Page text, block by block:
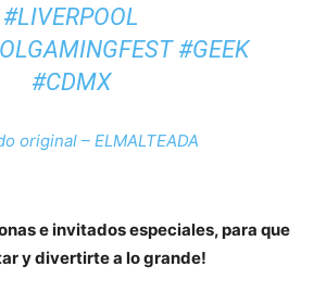
#LIVERPOOL
#GEEK
#CDMX
original – ELMALTEADA
e invitados especiales, para que
y divertirte a lo grande!